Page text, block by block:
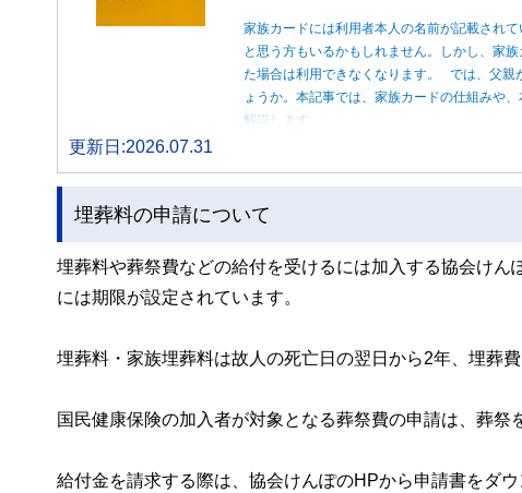
家族カードには利用者本人の名前が記載され
と思う方もいるかもしれません。しかし、家
た場合は利用できなくなります。 では、父親
ょうか。本記事では、家族カードの仕組みや
解説します。
更新日:2026.07.31
埋葬料の申請について
埋葬料や葬祭費などの給付を受けるには加入する協会け
には期限が設定されています。
埋葬料・家族埋葬料は故人の死亡日の翌日から2年、埋葬
国民健康保険の加入者が対象となる葬祭費の申請は、葬祭
給付金を請求する際は、協会けんぽのHPから申請書をダ